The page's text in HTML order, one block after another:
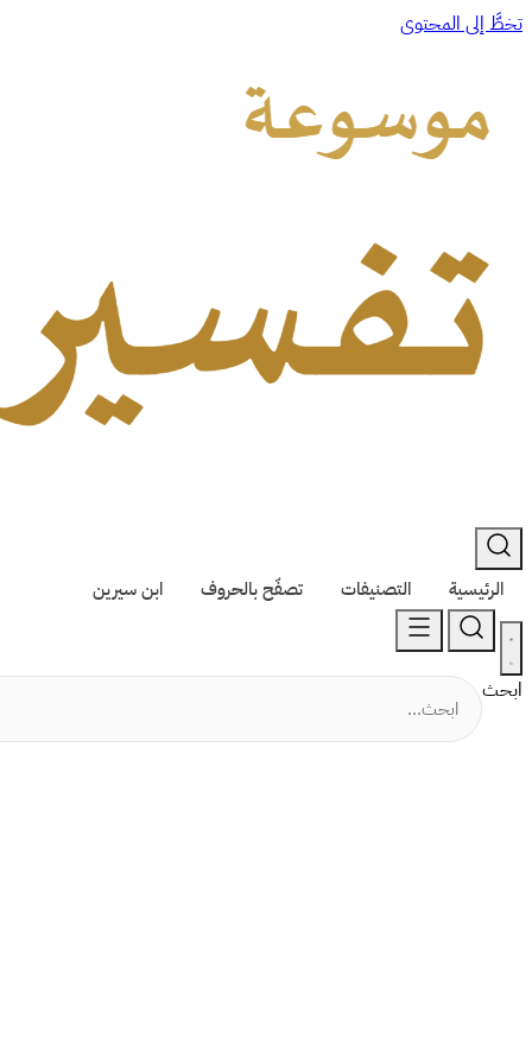
تخطَّ إلى المحتوى
الرئيسية التصنيفات تصفّح بالحروف ابن سيرين
ابحث